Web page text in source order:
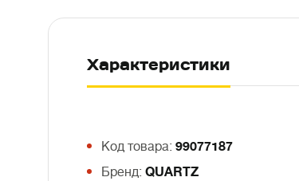
Характеристики
Код товара: 99077187
Бренд: QUARTZ